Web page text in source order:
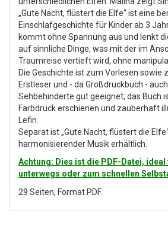
„Gute Nacht, flüstert die Elfe“ ist eine
Einschlafgeschichte für Kinder ab 3
kommt ohne Spannung aus und lenkt
auf sinnliche Dinge, was mit der im
Traumreise vertieft wird, ohne
Die Geschichte ist zum Vorlesen sowie
Erstleser und - da Großdruckbuch -
Sehbehinderte gut geeignet; das Buch
Farbdruck erschienen und zauberhaft
Lefin.
Separat ist „Gute Nacht, flüstert die
harmonisierender Musik erhältlich.
Achtung: Dies ist die PDF-Datei, ideal
unterwegs oder zum schnellen
29 Seiten, Format PDF.